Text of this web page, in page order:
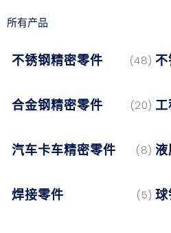
所有产品
不锈钢精密零件 (48)
合金钢精密零件 (20)
汽车卡车精密零件 (8)
焊接零件 (5)